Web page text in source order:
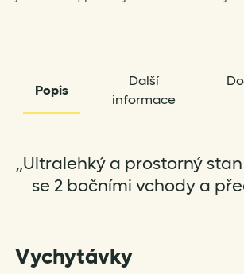
Popis
Další
informace
„Ultralehký a prostorný
se 2 bočními vchody a
Vychytávky